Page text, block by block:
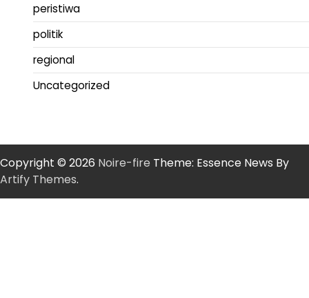
peristiwa
politik
regional
Uncategorized
Copyright © 2026 Noire-fire Theme: Essence News By
Artify Themes.